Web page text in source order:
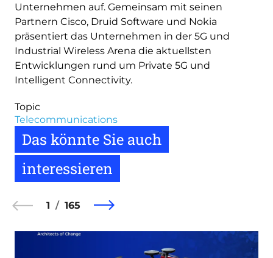
Unternehmen auf. Gemeinsam mit seinen
Partnern Cisco, Druid Software und Nokia
präsentiert das Unternehmen in der 5G und
Industrial Wireless Arena die aktuellsten
Entwicklungen rund um Private 5G und
Intelligent Connectivity.
Topic
Telecommunications
Das könnte Sie auch
interessieren
1 165